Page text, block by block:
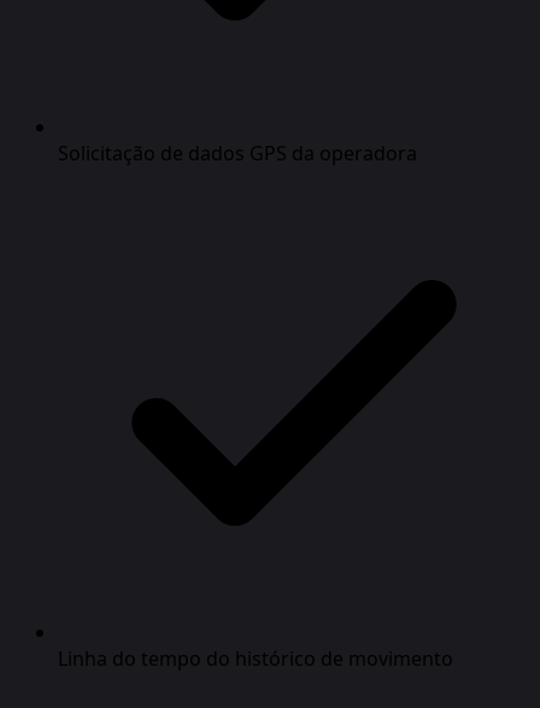
Solicitação de dados GPS da operadora
Linha do tempo do histórico de movimento